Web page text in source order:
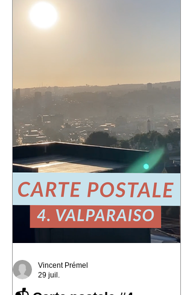
l'année dernière, un an de moins qu′il
n'aura l′an prochain » 📷 Laurent
Vincent Prémel
29 juil.